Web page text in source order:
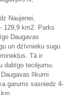
Naujenei,
129,9 km2. Parks
Daugavas
un dzīvnieku sugu
Tā ir
dabīgo tecējumu.
līkumi
garums sasniedz 4-